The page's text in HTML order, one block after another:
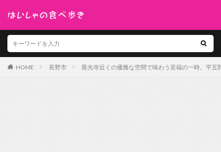
HOME 長野市 善光寺近くの優雅な空間で味わう至福の一時。平五